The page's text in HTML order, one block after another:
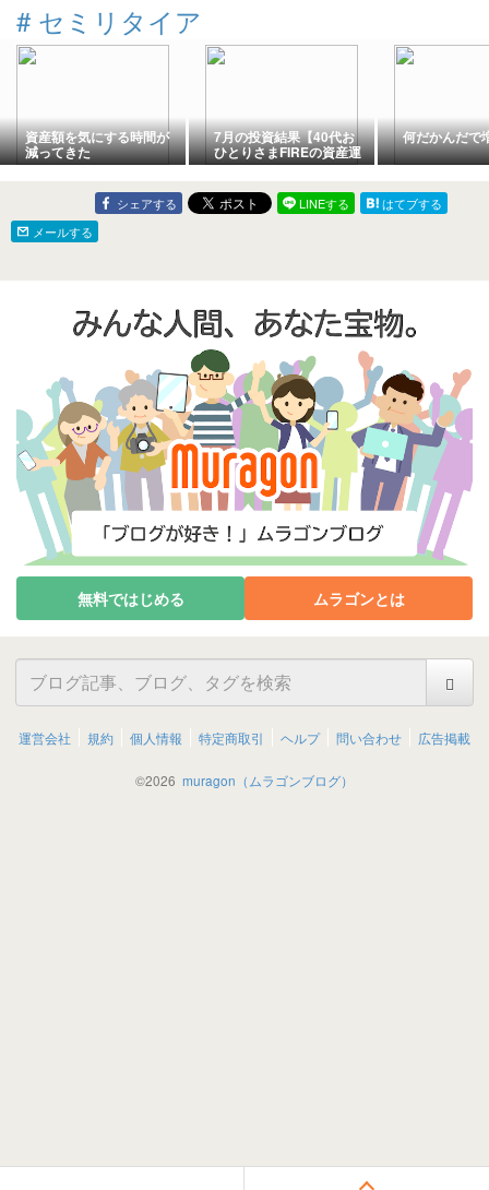
# セミリタイア
資産額を気にする時間が
減ってきた
7月の投資結果【40代お
ひとりさまFIREの資産運
用ロボフォリオより】
何だかんだで
シェアする LINEする
はてブする
メールする
無料ではじめる ムラゴンとは
運営会社 規約 個人情報 特定商取引 ヘルプ 問い合わせ 広告掲載
©2026 muragon（ムラゴンブログ）